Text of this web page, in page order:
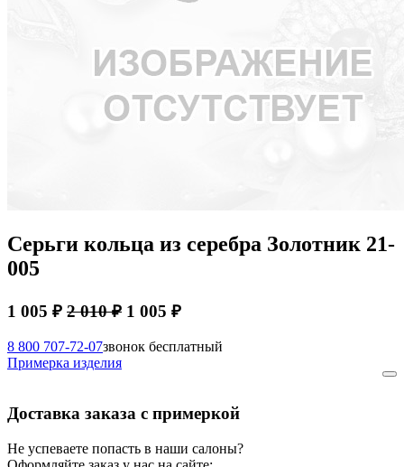
Серьги кольца из серебра Золотник 21-
005
1 005 ₽ 2 010 ₽ 1 005 ₽
8 800 707-72-07звонок бесплатный
Примерка изделия
Доставка заказа с примеркой
Не успеваете попасть в наши салоны?